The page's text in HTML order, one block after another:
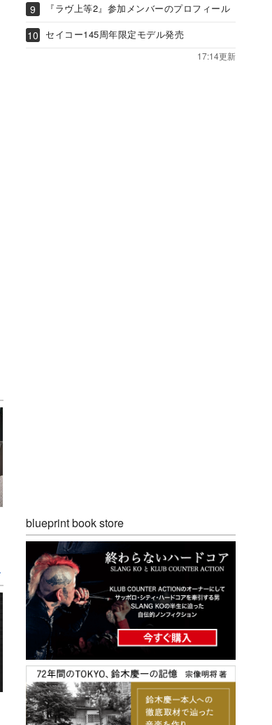
『ラヴ上等2』参加メンバーのプロフィール
セイコー145周年限定モデル発売
17:14更新
blueprint book store